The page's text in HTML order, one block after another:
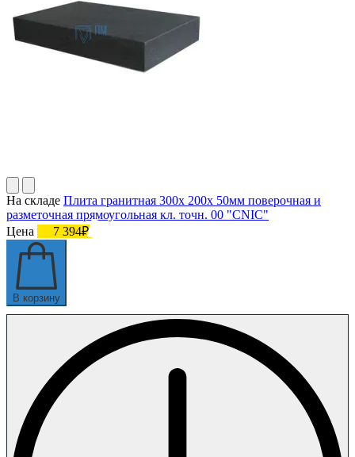
На складе Плита гранитная 300х 200х 50мм поверочная и
разметочная прямоугольная кл. точн. 00 "CNIC"
Цена
7 394₽
В корзину